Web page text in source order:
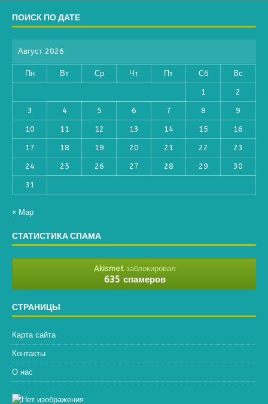
ПОИСК ПО ДАТЕ
Август 2026
Пн Вт Ср Чт Пт Сб Вс
1 2
3 4 5 6 7 8 9
10 11 12 13 14 15 16
17 18 19 20 21 22 23
24 25 26 27 28 29 30
31
« Мар
СТАТИСТИКА СПАМА
Akismetзаблокировал
635 спамеров
СТРАНИЦЫ
Карта сайта
Контакты
О нас